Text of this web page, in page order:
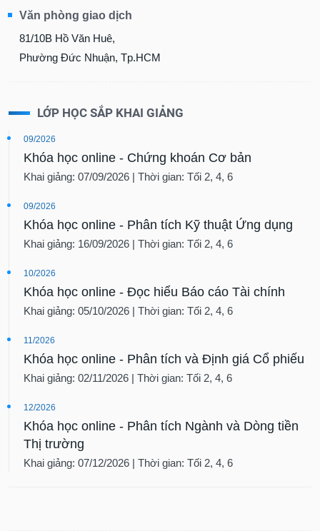
Văn phòng giao dịch
81/10B Hồ Văn Huê,
Phường Đức Nhuận, Tp.HCM
LỚP HỌC SẮP KHAI GIẢNG
09/2026
Khóa học online - Chứng khoán Cơ bản
Khai giảng: 07/09/2026 | Thời gian: Tối 2, 4, 6
09/2026
Khóa học online - Phân tích Kỹ thuật Ứng dụng
Khai giảng: 16/09/2026 | Thời gian: Tối 2, 4, 6
10/2026
Khóa học online - Đọc hiểu Báo cáo Tài chính
Khai giảng: 05/10/2026 | Thời gian: Tối 2, 4, 6
11/2026
Khóa học online - Phân tích và Định giá Cổ phiếu
Khai giảng: 02/11/2026 | Thời gian: Tối 2, 4, 6
12/2026
Khóa học online - Phân tích Ngành và Dòng tiền
Thị trường
Khai giảng: 07/12/2026 | Thời gian: Tối 2, 4, 6
Công
đầu
Truyền
thông
chính
liệu
chính